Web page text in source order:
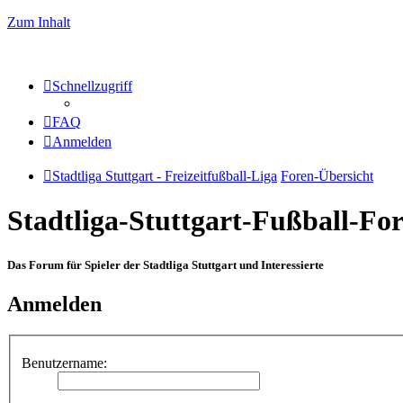
Zum Inhalt
Schnellzugriff
FAQ
Anmelden
Stadtliga Stuttgart - Freizeitfußball-Liga Foren-Übersicht
Stadtliga-Stuttgart-Fußball-
Das Forum für Spieler der Stadtliga Stuttgart und Interessierte
Anmelden
Benutzername: